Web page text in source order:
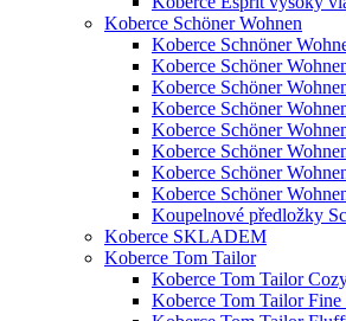
Koberce Schöner Wohnen
Koberce Schnöner
Koberce Schöner
Koberce Schöner
Koberce Schöner
Koberce Schöner
Koberce Schöner
Koberce Schöner
Koberce Schöner
Koupelnové předložky
Koberce SKLADEM
Koberce Tom Tailor
Koberce Tom Tailor
Koberce Tom Tailor Fine